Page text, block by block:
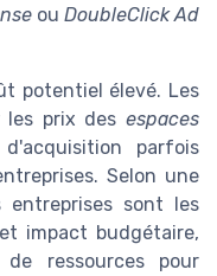
ou DoubleClick Ad
potentiel élevé. Les
les prix des espaces
parfois
Selon une
entreprises sont les
impact budgétaire,
ressources pour